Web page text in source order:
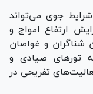
جوی می‌تواند
ارتفاع امواج و
و غواصان
تور‌های صیادی و
تفریحی در